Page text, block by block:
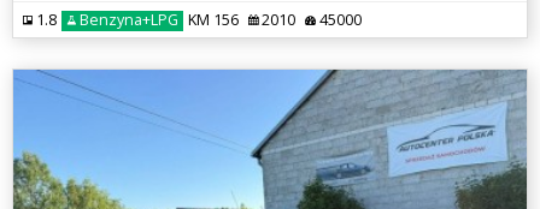
1.8 Benzyna+LPG KM 156 2010 45000